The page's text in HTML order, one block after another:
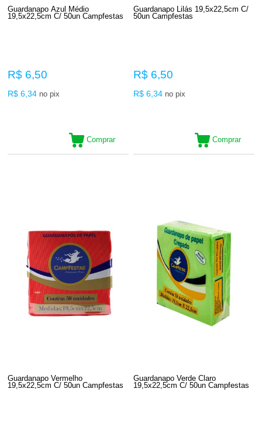
Guardanapo Azul Médio
19,5x22,5cm C/ 50un Campfestas
R$ 6,50
R$ 6,34 no pix
Comprar
Guardanapo Lilás 19,5x22,5cm C/
50un Campfestas
R$ 6,50
R$ 6,34 no pix
Comprar
Guardanapo Vermelho
19,5x22,5cm C/ 50un Campfestas
Guardanapo Verde Claro
19,5x22,5cm C/ 50un Campfestas